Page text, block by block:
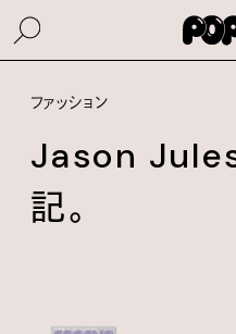
ファッション
Jason Jules
記。